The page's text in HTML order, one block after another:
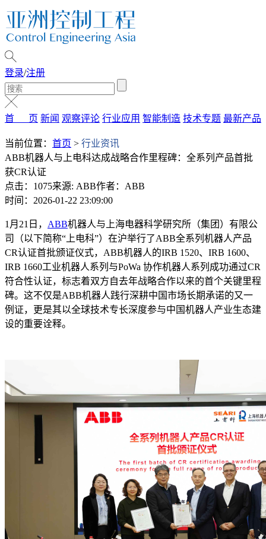
登录/注册
首 页 新闻 观察评论 行业应用 智能制造 技术专题 最新产品
当前位置： 首页 > 行业资讯
ABB机器人与上电科达成战略合作里程碑：全系列产品首批
获CR认证
点击：1075来源: ABB作者：ABB
时间：2026-01-22 23:09:00
1月21日， ABB机器人与上海电器科学研究所（集团）有限公
司（以下简称“上电科”）在沪举行了ABB全系列机器人产品
CR认证首批颁证仪式，ABB机器人的IRB 1520、IRB 1600、
IRB 1660工业机器人系列与PoWa 协作机器人系列成功通过CR
符合性认证，标志着双方自去年战略合作以来的首个关键里程
碑。这不仅是ABB机器人践行深耕中国市场长期承诺的又一
例证，更是其以全球技术专长深度参与中国机器人产业生态建
设的重要诠释。